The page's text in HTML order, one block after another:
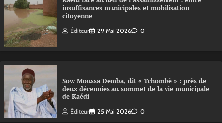
insuffisances municipales et mobilisation
citoyenne
Éditeur 29 Mai 2026 0
Sow Moussa Demba, dit « Tchombè » : près de
deux décennies au sommet de la vie municipale
de Kaédi
Éditeur 25 Mai 2026 0